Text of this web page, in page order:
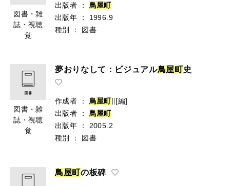
図書・雑
誌・視聴
覚
出版者
： 鳥屋町
出版年
：
1996.9
種別
： 図書
図書・雑
誌・視聴
覚
夢おりなして：ビジュアル鳥屋町史
作成者 ： 鳥屋町∥[編]
出版者
： 鳥屋町
出版年
：
2005.2
種別
： 図書
鳥屋町の板碑